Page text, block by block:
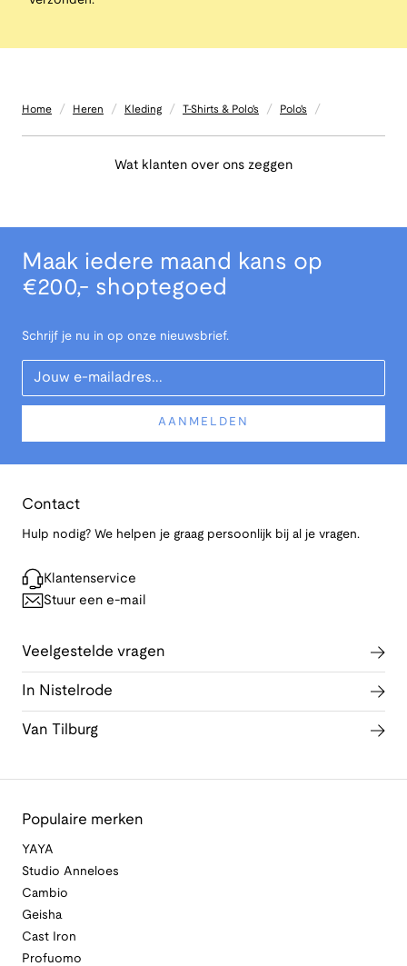
Home / Heren / Kleding / T-Shirts & Polo's / Polo's /
Wat klanten over ons zeggen
Maak iedere maand kans op
€200,- shoptegoed
Schrijf je nu in op onze nieuwsbrief.
Your Email
AANMELDEN
Contact
Hulp nodig? We helpen je graag persoonlijk bij al je vragen.
Klantenservice
Stuur een e-mail
Veelgestelde vragen
In Nistelrode
Van Tilburg
Populaire merken
YAYA
Studio Anneloes
Cambio
Geisha
Cast Iron
Profuomo